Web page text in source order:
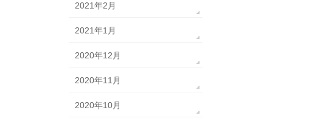
2021年2月
2021年1月
2020年12月
2020年11月
2020年10月